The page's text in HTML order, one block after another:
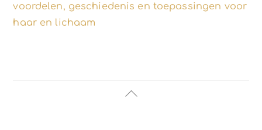
voordelen, geschiedenis en toepassingen voor
haar en lichaam
Back